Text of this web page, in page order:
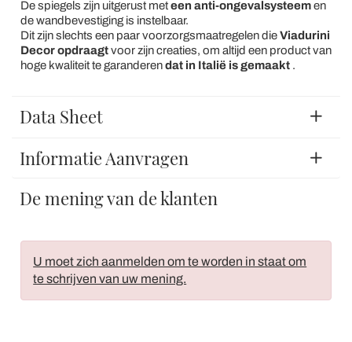
De spiegels zijn uitgerust meteen anti-ongevalsysteemen
de wandbevestiging is instelbaar.
Dit zijn slechts een paar voorzorgsmaatregelen dieViadurini
Decor opdraagtvoor zijn creaties, om altijd een product van
hoge kwaliteit te garanderendat in Italië is gemaakt.
Data Sheet
Informatie Aanvragen
De mening van de klanten
U moet zich aanmelden om te worden in staat om
te schrijven van uw mening.